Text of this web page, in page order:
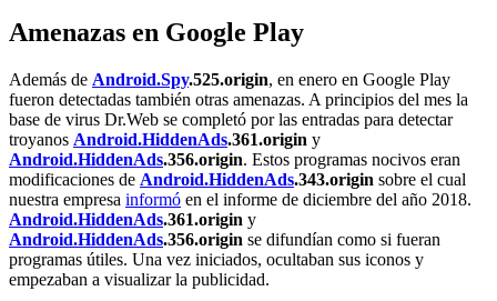
Amenazas en Google Play
Además de Android.Spy.525.origin, en enero en Google Play
fueron detectadas también otras amenazas. A principios del mes la
base de virus Dr.Web se completó por las entradas para detectar
troyanos Android.HiddenAds.361.origin y
Android.HiddenAds.356.origin. Estos programas nocivos eran
modificaciones de Android.HiddenAds.343.origin sobre el cual
nuestra empresa informó en el informe de diciembre del año 2018.
Android.HiddenAds.361.origin y
Android.HiddenAds.356.origin se difundían como si fueran
programas útiles. Una vez iniciados, ocultaban sus iconos y
empezaban a visualizar la publicidad.